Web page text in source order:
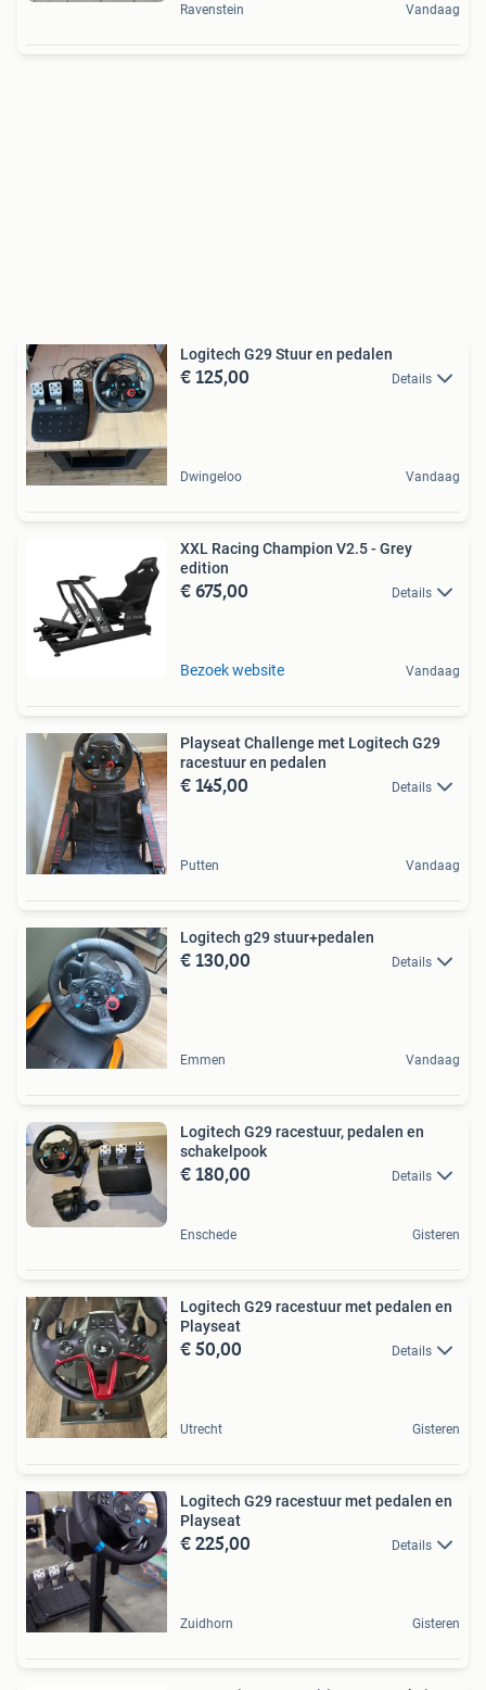
Ravenstein Vandaag
Logitech G29 Stuur en pedalen
€ 125,00 Details
Dwingeloo Vandaag
XXL Racing Champion V2.5 - Grey
edition
€ 675,00 Details
Bezoek website Vandaag
Playseat Challenge met Logitech G29
racestuur en pedalen
€ 145,00 Details
Putten Vandaag
Logitech g29 stuur+pedalen
€ 130,00 Details
Emmen Vandaag
Logitech G29 racestuur, pedalen en
schakelpook
€ 180,00 Details
Enschede Gisteren
Logitech G29 racestuur met pedalen en
Playseat
€ 50,00 Details
Utrecht Gisteren
Logitech G29 racestuur met pedalen en
Playseat
€ 225,00 Details
Zuidhorn Gisteren